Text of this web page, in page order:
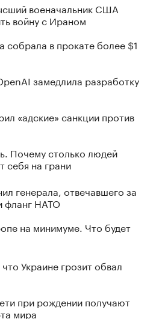
военачальник США
войну с Ираном
собрала в прокате более $1
замедлила разработку
«адские» санкции против
Почему столько людей
себя на грани
генерала, отвечавшего за
фланг НАТО
на минимуме. Что будет
Украине грозит обвал
при рождении получают
мира